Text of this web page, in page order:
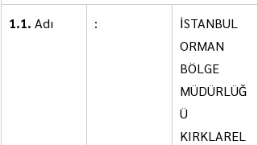
1.1. Adı :
İSTANBUL
ORMAN
BÖLGE
MÜDÜRLÜĞ
Ü
KIRKLAREL